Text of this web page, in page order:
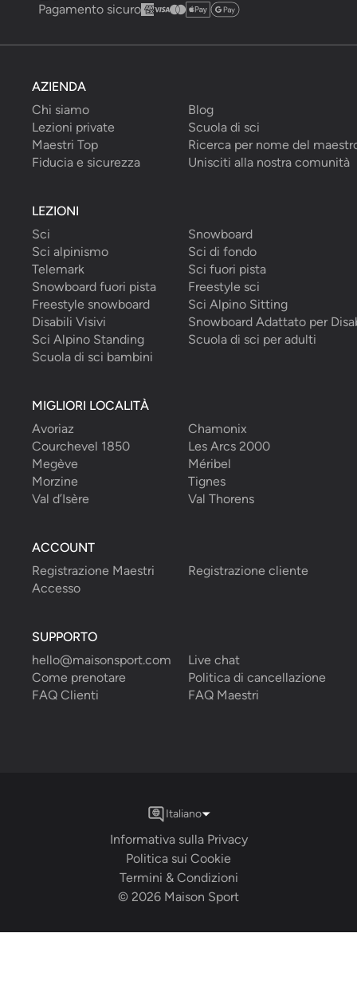
Pagamento sicuro
AZIENDA
Chi siamo
Blog
Lezioni private
Scuola di sci
Maestri Top
Ricerca per nome del
Fiducia e sicurezza
Unisciti alla nostra comunità
LEZIONI
Sci
Snowboard
Sci alpinismo
Sci di fondo
Telemark
Sci fuori pista
Snowboard fuori pista
Freestyle sci
Freestyle snowboard
Sci Alpino Sitting
Disabili Visivi
Snowboard Adattato per
Sci Alpino Standing
Scuola di sci per adulti
Scuola di sci bambini
MIGLIORI LOCALITÀ
Avoriaz
Chamonix
Courchevel 1850
Les Arcs 2000
Megève
Méribel
Morzine
Tignes
Val d’Isère
Val Thorens
ACCOUNT
Registrazione Maestri
Registrazione cliente
Accesso
SUPPORTO
hello@maisonsport.com
Live chat
Come prenotare
Politica di cancellazione
FAQ Clienti
FAQ Maestri
© 2026 Maison Sport
Termini & Condizioni
Politica sui Cookie
Informativa sulla Privacy
Italiano